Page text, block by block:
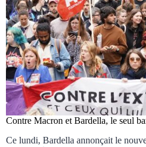
Contre Macron et Bardella, le seul
Ce lundi, Bardella annonçait le